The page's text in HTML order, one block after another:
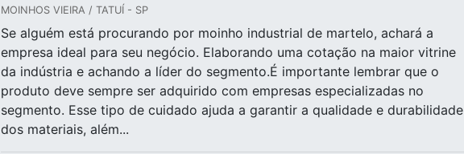
MOINHOS VIEIRA / TATUÍ - SP
Se alguém está procurando por moinho industrial de martelo, achará a
empresa ideal para seu negócio. Elaborando uma cotação na maior vitrine
da indústria e achando a líder do segmento.É importante lembrar que o
produto deve sempre ser adquirido com empresas especializadas no
segmento. Esse tipo de cuidado ajuda a garantir a qualidade e durabilidade
dos materiais, além...